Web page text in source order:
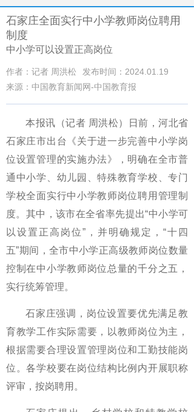
石家庄全面实行中小学教师岗位聘用
制度
中小学可以设置正高岗位
作者：记者 周洪松
发布时间：2024.01.19
来源：中国教育新闻网-中国教育报
本报讯（记者 周洪松）日前，河北省
石家庄市出台《关于进一步完善中小学岗
位设置管理的实施办法》，明确在全市普
通中小学、幼儿园、特殊教育学校、专门
学校全面实行中小学教师岗位聘用管理制
度。其中，该市在全省率先提出“中小学可
以设置正高岗位”，并明确规定，“十四
五”期间，全市中小学正高级教师岗位数量
控制在中小学教师岗位总量的千分之五，
实行统筹管理。
石家庄强调，岗位设置要优先满足教
育教学工作实际需要，以教师岗位为主，
根据需要合理设置管理岗位和工勤技能岗
位。各学校要在岗位结构比例内开展职称
评审，按岗聘用。